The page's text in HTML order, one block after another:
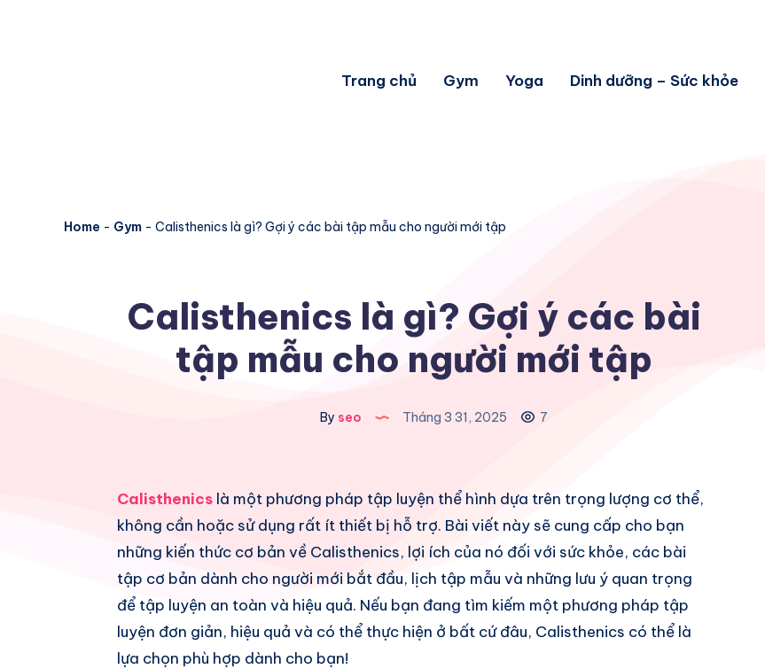
Trang chủ Gym Yoga Dinh dưỡng – Sức khỏe
Home - Gym - Calisthenics là gì? Gợi ý các bài tập mẫu cho người mới tập
Calisthenics là gì? Gợi ý các bài
tập mẫu cho người mới tập
By seo Tháng 3 31, 2025 7
Share
Facebook
Twitter
Share
Pinterest
Share
Share
Calisthenics là một phương pháp tập luyện thể hình dựa trên trọng lượng cơ thể,
không cần hoặc sử dụng rất ít thiết bị hỗ trợ. Bài viết này sẽ cung cấp cho bạn
những kiến thức cơ bản về Calisthenics, lợi ích của nó đối với sức khỏe, các bài
tập cơ bản dành cho người mới bắt đầu, lịch tập mẫu và những lưu ý quan trọng
để tập luyện an toàn và hiệu quả. Nếu bạn đang tìm kiếm một phương pháp tập
luyện đơn giản, hiệu quả và có thể thực hiện ở bất cứ đâu, Calisthenics có thể là
lựa chọn phù hợp dành cho bạn!